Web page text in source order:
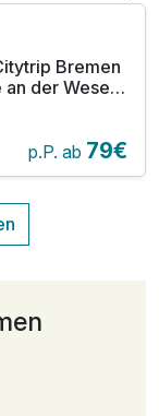
Bremen
an der Weser
p.P. ab 79€